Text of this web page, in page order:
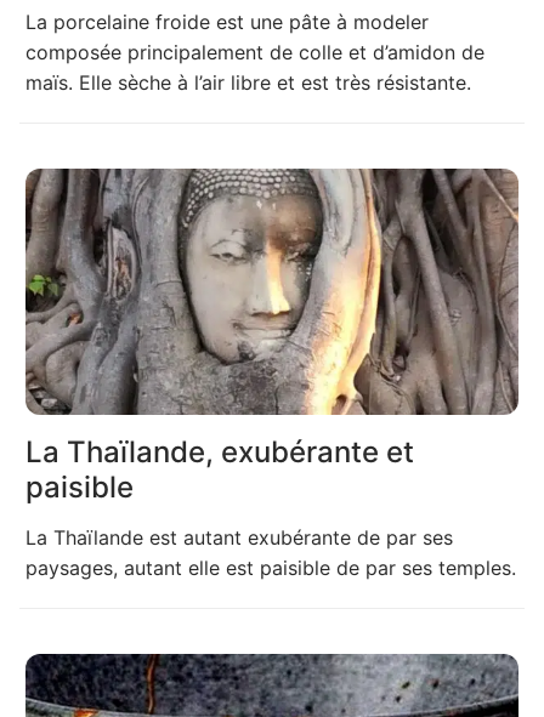
La porcelaine froide est une pâte à modeler
composée principalement de colle et d’amidon de
maïs. Elle sèche à l’air libre et est très résistante.
La Thaïlande, exubérante et
paisible
La Thaïlande est autant exubérante de par ses
paysages, autant elle est paisible de par ses temples.